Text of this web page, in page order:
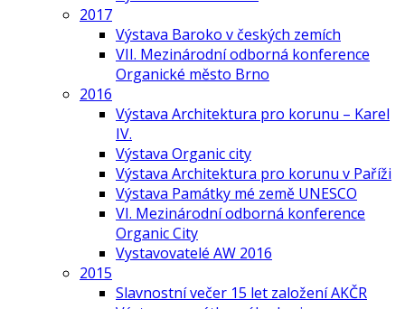
2017
Výstava Baroko v českých zemích
VII. Mezinárodní odborná konference
Organické město Brno
2016
Výstava Architektura pro korunu – Karel
IV.
Výstava Organic city
Výstava Architektura pro korunu v Paříži
Výstava Památky mé země UNESCO
VI. Mezinárodní odborná konference
Organic City
Vystavovatelé AW 2016
2015
Slavnostní večer 15 let založení AKČR